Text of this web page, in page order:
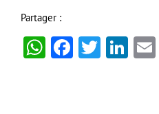
Partager :
WhatsApp
Facebook